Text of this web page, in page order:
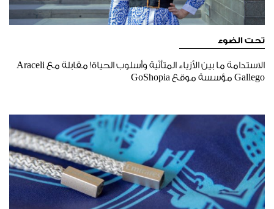
تحت الضوء
الاستدامة ما بين الأزياء المتأنّية وأسلوب الحياة! مقابلة مع Araceli
Gallego مؤسسة موقع GoShopia